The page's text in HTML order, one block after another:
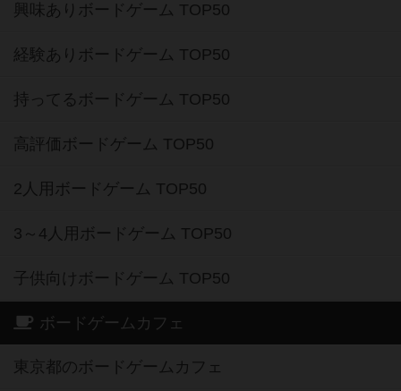
興味ありボードゲーム TOP50
経験ありボードゲーム TOP50
持ってるボードゲーム TOP50
高評価ボードゲーム TOP50
2人用ボードゲーム TOP50
3～4人用ボードゲーム TOP50
子供向けボードゲーム TOP50
ボードゲームカフェ
東京都のボードゲームカフェ